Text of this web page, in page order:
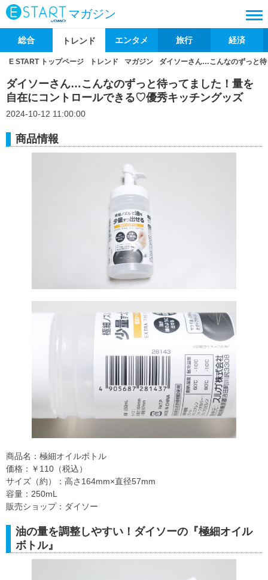
マガジン
総合 トレンド エンタメ 旅行 経済
E START トップページ トレンド マガジン ダイソーさん…こんなのずっと
ダイソーさん…こんなのずっと待ってました！量を
自在にコントロールできる♡優秀キッチングッズ
2024-10-12 11:00:00
商品情報
商品名：極細オイルボトル
価格：￥110（税込）
サイズ（約）：高さ164mm×直径57mm
容量：250mL
販売ショップ：ダイソー
油の量を調整しやすい！ダイソーの『極細オイル
ボトル』